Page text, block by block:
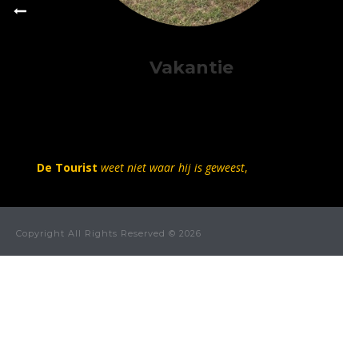
Vakantie
De Touristweet niet waar hij is geweest,
Copyright All Rights Reserved © 2026